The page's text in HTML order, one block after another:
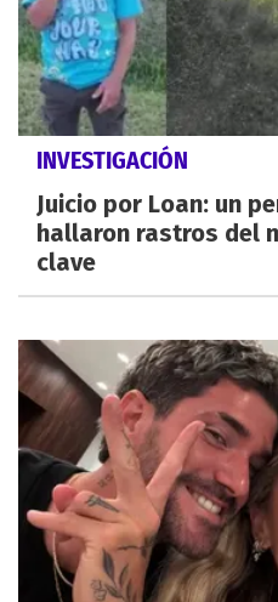
INVESTIGACIÓN
Juicio por Loan: un
hallaron rastros del
clave